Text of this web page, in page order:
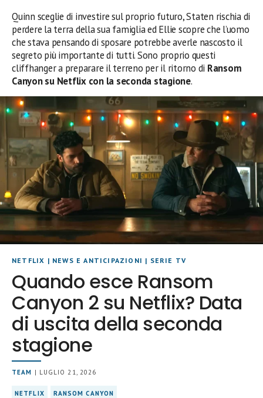
Quinn sceglie di investire sul proprio futuro, Staten rischia di
perdere la terra della sua famiglia ed Ellie scopre che l’uomo
che stava pensando di sposare potrebbe averle nascosto il
segreto più importante di tutti. Sono proprio questi
cliffhanger a preparare il terreno per il ritorno di Ransom
Canyon su Netflix con la seconda stagione.
NETFLIX | NEWS E ANTICIPAZIONI | SERIE TV
Quando esce Ransom
Canyon 2 su Netflix? Data
di uscita della seconda
stagione
TEAM | LUGLIO 21, 2026
NETFLIX RANSOM CANYON